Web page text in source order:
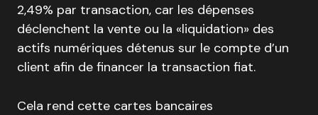
2,49% par transaction, car les dépenses
déclenchent la vente ou la «liquidation» des
actifs numériques détenus sur le compte d’un
client afin de financer la transaction fiat.
Cela rend cette cartes bancaires